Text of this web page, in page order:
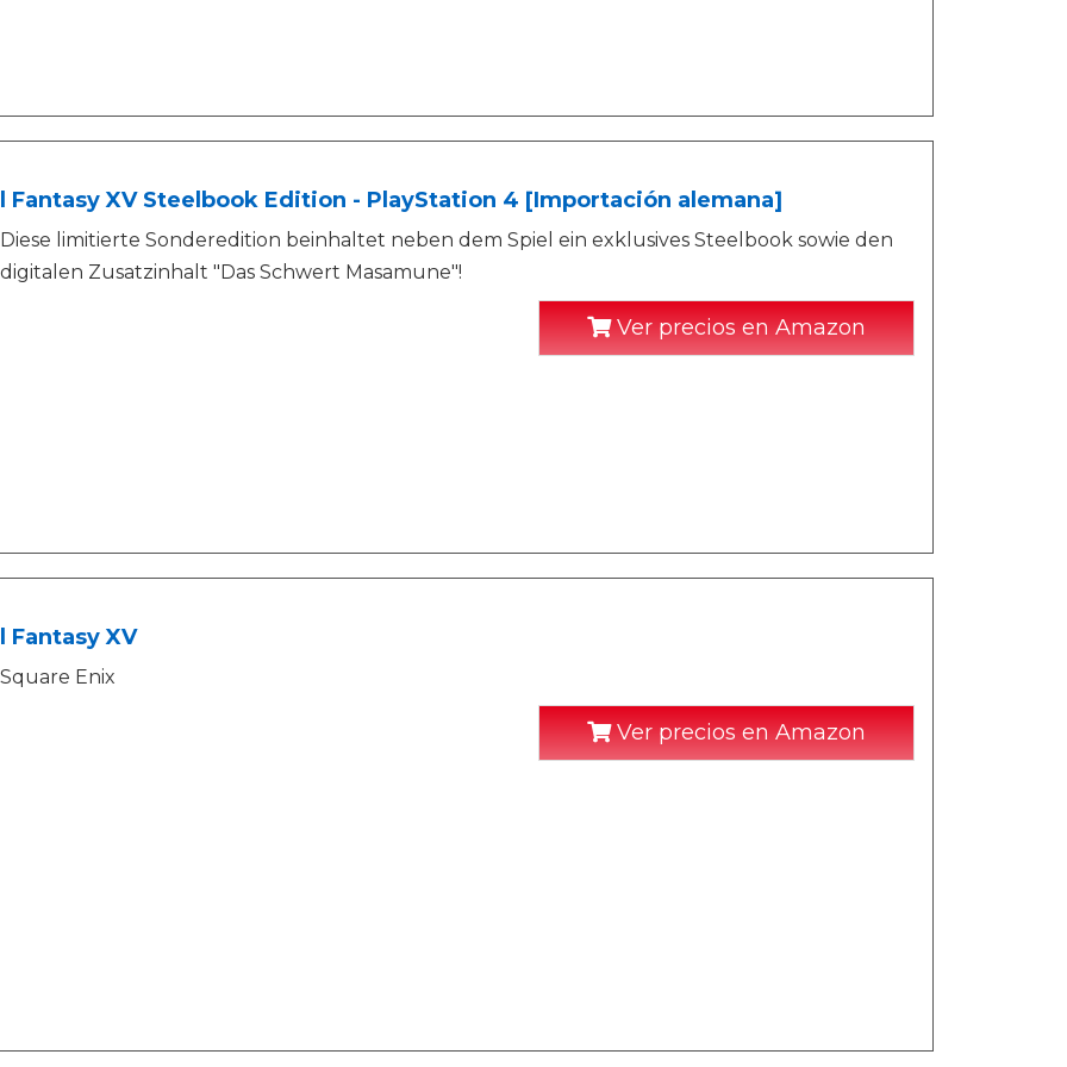
Fantasy XV Steelbook Edition - PlayStation 4 [Importación alemana]
Diese limitierte Sonderedition beinhaltet neben dem Spiel ein exklusives Steelbook sowie den
digitalen Zusatzinhalt "Das Schwert Masamune"!
Ver precios en Amazon
Fantasy XV
Square Enix
Ver precios en Amazon